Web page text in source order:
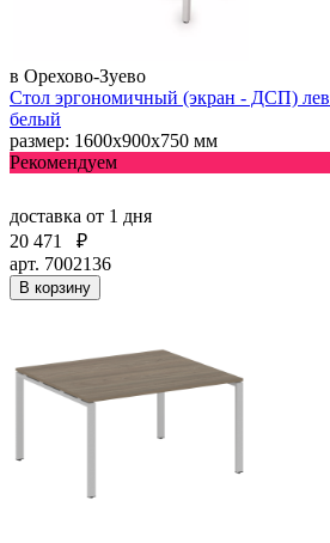
в Орехово-Зуево
Стол эргономичный (экран - ДСП)
белый
размер: 1600х900х750 мм
Рекомендуем
доставка от 1 дня
20 471
₽
арт. 7002136
В корзину